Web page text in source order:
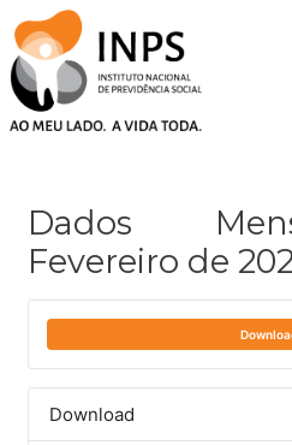
to
content
Dados
Fevereiro de
Download